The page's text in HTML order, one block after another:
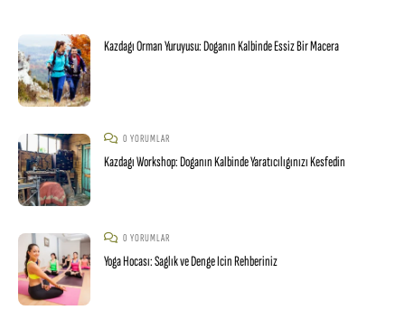
Kazdagı Orman Yuruyusu: Doganın Kalbinde Essiz Bir Macera
0 YORUMLAR
Kazdagı Workshop: Doganın Kalbinde Yaratıcılıgınızı Kesfedin
0 YORUMLAR
Yoga Hocası: Saglık ve Denge Icin Rehberiniz